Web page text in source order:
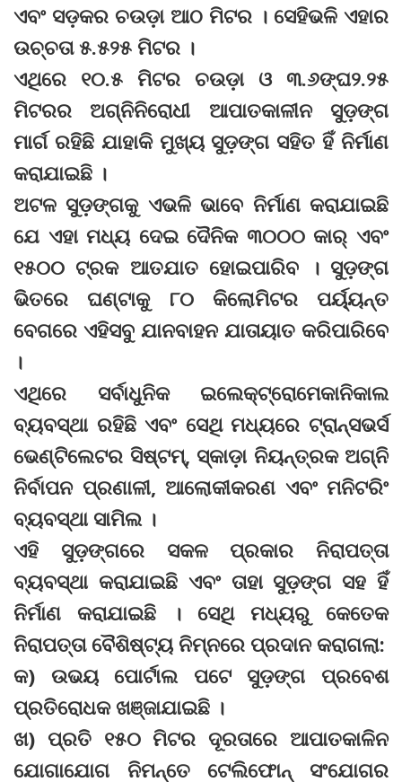
ଏବଂ ସଡ଼କର ଚଉଡ଼ା ଆଠ ମିଟର । ସେହିଭଳି ଏହାର
ଉଚ୍ଚତା ୫.୫୨୫ ମିଟର ।
ଏଥିରେ ୧୦.୫ ମିଟର ଚଉଡ଼ା ଓ ୩.୬ଙ୍ଘ୨.୨୫
ମିଟରର ଅଗ୍ନିନିରୋଧୀ ଆପାତକାଳୀନ ସୁଡ଼ଙ୍ଗ
ମାର୍ଗ ରହିଛି ଯାହାକି ମୁଖ୍ୟ ସୁଡ଼ଙ୍ଗ ସହିତ ହିଁ ନିର୍ମାଣ
କରାଯାଇଛି ।
ଅଟଳ ସୁଡ଼ଙ୍ଗକୁ ଏଭଳି ଭାବେ ନିର୍ମାଣ କରାଯାଇଛି
ଯେ ଏହା ମଧ୍ୟ ଦେଇ ଦୈନିକ ୩୦୦୦ କାର୍ ଏବଂ
୧୫୦୦ ଟ୍ରକ ଆତଯାତ ହୋଇପାରିବ । ସୁଡ଼ଙ୍ଗ
ଭିତରେ ଘଣ୍ଟାକୁ ୮୦ କିଲୋମିଟର ପର୍ୟ୍ୟନ୍ତ
ବେଗରେ ଏହିସବୁ ଯାନବାହନ ଯାତାୟାତ କରିପାରିବେ
।
ଏଥିରେ ସର୍ବାଧୁନିକ ଇଲେକ୍ଟ୍ରୋମେକାନିକାଲ
ବ୍ୟବସ୍ଥା ରହିଛି ଏବଂ ସେଥି ମଧ୍ୟରେ ଟ୍ରାନ୍ସଭର୍ସ
ଭେଣ୍ଟିଲେଟର ସିଷ୍ଟମ୍, ସ୍କାଡ଼ା ନିୟନ୍ତ୍ରକ ଅଗ୍ନି
ନିର୍ବାପନ ପ୍ରଣାଳୀ, ଆଲୋକୀକରଣ ଏବଂ ମନିଟରିଂ
ବ୍ୟବସ୍ଥା ସାମିଲ ।
ଏହି ସୁଡ଼ଙ୍ଗରେ ସକଳ ପ୍ରକାର ନିରାପତ୍ତା
ବ୍ୟବସ୍ଥା କରାଯାଇଛି ଏବଂ ତାହା ସୁଡ଼ଙ୍ଗ ସହ ହିଁ
ନିର୍ମାଣ କରାଯାଇଛି । ସେଥି ମଧ୍ୟରୁ କେତେକ
ନିରାପତ୍ତା ବୈଶିଷ୍ଟ୍ୟ ନିମ୍ନରେ ପ୍ରଦାନ କରାଗଲା:
କ) ଉଭୟ ପୋର୍ଟାଲ ପଟେ ସୁଡ଼ଙ୍ଗ ପ୍ରବେଶ
ପ୍ରତିରୋଧକ ଖଞ୍ଜାଯାଇଛି ।
ଖ) ପ୍ରତି ୧୫୦ ମିଟର ଦୂରତାରେ ଆପାତକାଳିନ
ଯୋଗାଯୋଗ ନିମନ୍ତେ ଟେଲିଫୋନ୍ ସଂଯୋଗର